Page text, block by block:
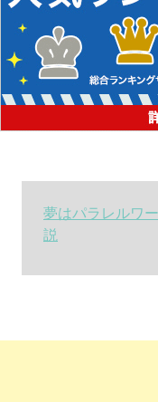
夢はパラレルワ
説